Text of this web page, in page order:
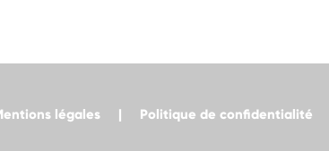
légales Politique de confidentialité